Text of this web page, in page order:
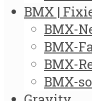
BMX |
BMX-
BMX-
BMX-
BMX-